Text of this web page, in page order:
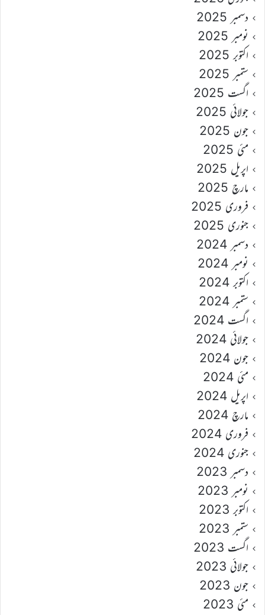
دسمبر 2025
نومبر 2025
اکتوبر 2025
ستمبر 2025
اگست 2025
جولائی 2025
جون 2025
مئی 2025
اپریل 2025
مارچ 2025
فروری 2025
جنوری 2025
دسمبر 2024
نومبر 2024
اکتوبر 2024
ستمبر 2024
اگست 2024
جولائی 2024
جون 2024
مئی 2024
اپریل 2024
مارچ 2024
فروری 2024
جنوری 2024
دسمبر 2023
نومبر 2023
اکتوبر 2023
ستمبر 2023
اگست 2023
جولائی 2023
جون 2023
مئی 2023